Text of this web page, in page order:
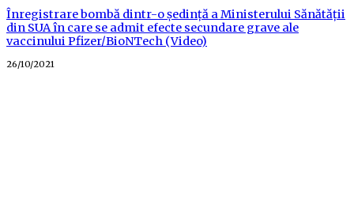
Înregistrare bombă dintr-o ședință a Ministerului Sănătății
din SUA în care se admit efecte secundare grave ale
vaccinului Pfizer/BioNTech (Video)
Posted
26/10/2021